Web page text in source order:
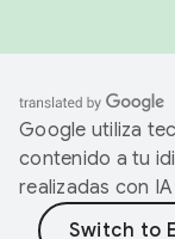
Google utiliza
contenido a tu
realizadas con